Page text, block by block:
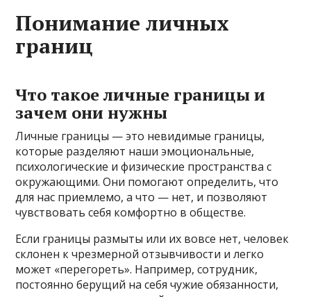
Понимание личных
границ
Что такое личные границы и
зачем они нужны
Личные границы — это невидимые границы,
которые разделяют наши эмоциональные,
психологические и физические пространства с
окружающими. Они помогают определить, что
для нас приемлемо, а что — нет, и позволяют
чувствовать себя комфортно в обществе.
Если границы размыты или их вовсе нет, человек
склонен к чрезмерной отзывчивости и легко
может «перегореть». Например, сотрудник,
постоянно берущий на себя чужие обязанности,